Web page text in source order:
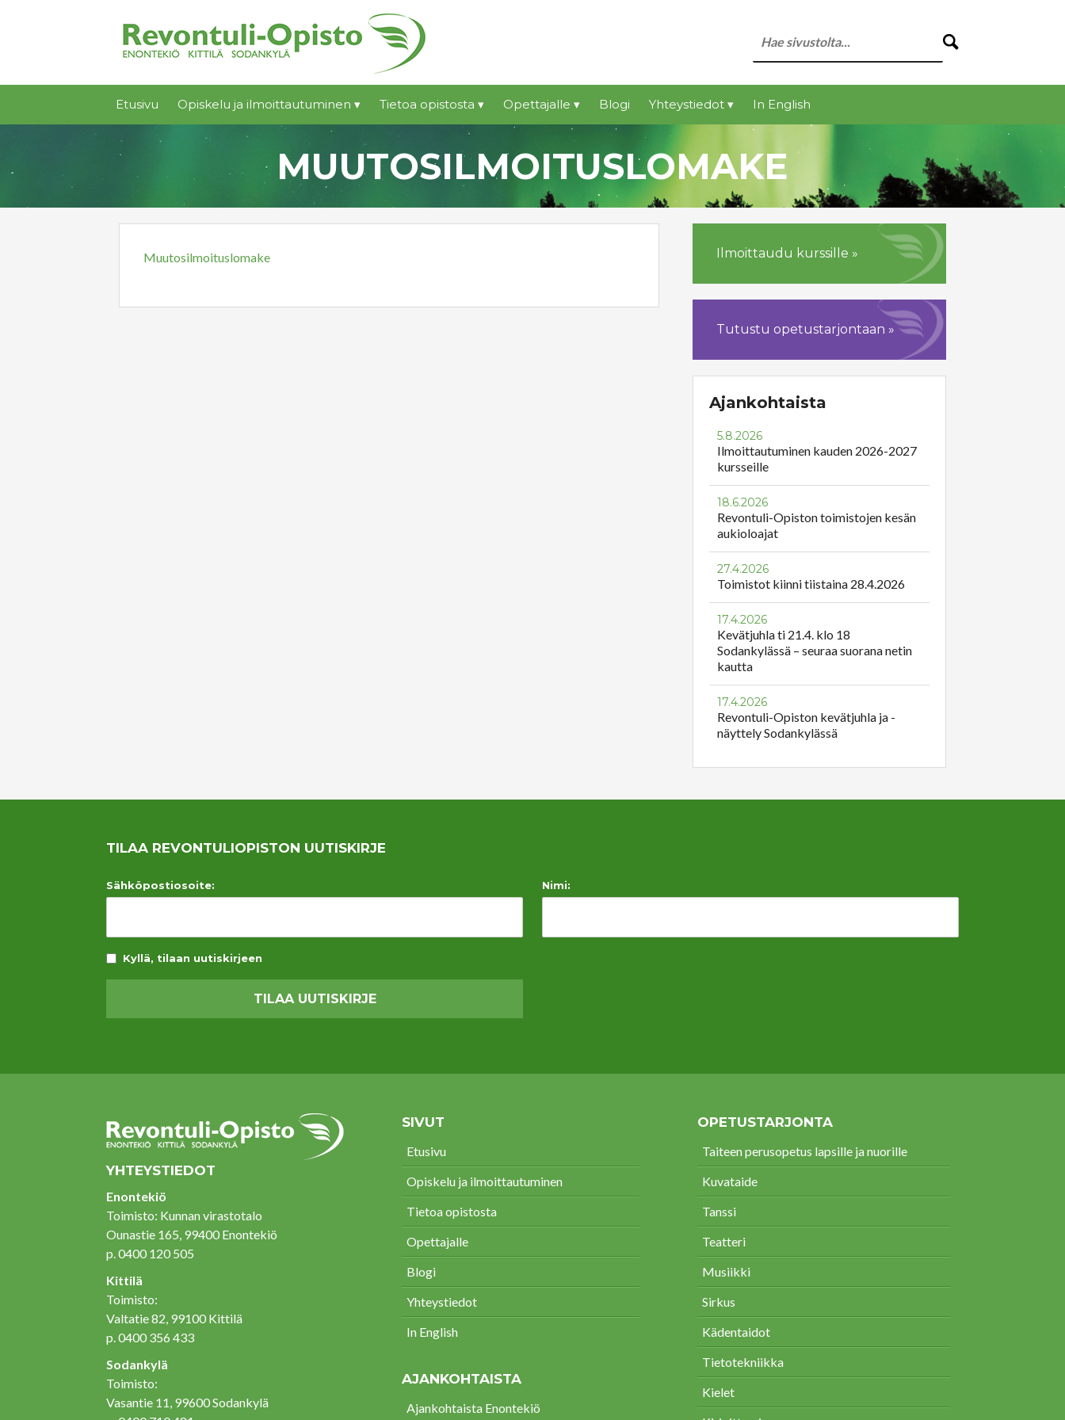
Etusivu Opiskelu ja ilmoittautuminen ▾ Tietoa opistosta ▾ Opettajalle ▾ Blogi Yhteystiedot ▾ In English
MUUTOSILMOITUSLOMAKE
Muutosilmoituslomake Ilmoittaudu kurssille »
Tutustu opetustarjontaan »
Ajankohtaista
5.8.2026
Ilmoittautuminen kauden 2026-2027
kursseille
18.6.2026
Revontuli-Opiston toimistojen kesän
aukioloajat
27.4.2026
Toimistot kiinni tiistaina 28.4.2026
17.4.2026
Kevätjuhla ti 21.4. klo 18
Sodankylässä – seuraa suorana netin
kautta
17.4.2026
Revontuli-Opiston kevätjuhla ja -
näyttely Sodankylässä
TILAA REVONTULIOPISTON UUTISKIRJE
Sähköpostiosoite: Nimi:
Kyllä, tilaan uutiskirjeen
YHTEYSTIEDOT
Enontekiö
Toimisto: Kunnan virastotalo
Ounastie 165, 99400 Enontekiö
p. 0400 120 505
Kittilä
Toimisto:
Valtatie 82, 99100 Kittilä
p. 0400 356 433
Sodankylä
Toimisto:
Vasantie 11, 99600 Sodankylä
SIVUT
Etusivu
Opiskelu ja ilmoittautuminen
Tietoa opistosta
Opettajalle
Blogi
Yhteystiedot
In English
AJANKOHTAISTA
Ajankohtaista Enontekiö
OPETUSTARJONTA
Taiteen perusopetus lapsille ja nuorille
Kuvataide
Tanssi
Teatteri
Musiikki
Sirkus
Kädentaidot
Tietotekniikka
Kielet